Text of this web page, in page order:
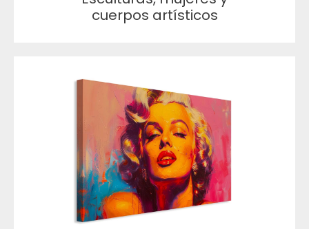
cuerpos artísticos